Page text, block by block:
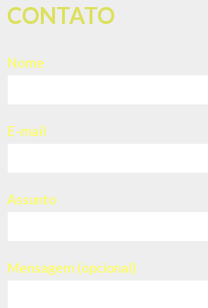
CONTATO
Nome
E-mail
Assunto
Mensagem (opcional)